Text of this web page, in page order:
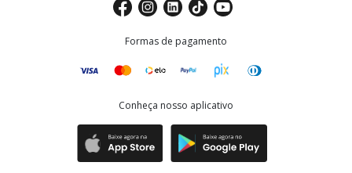
Formas de pagamento
Conheça nosso aplicativo